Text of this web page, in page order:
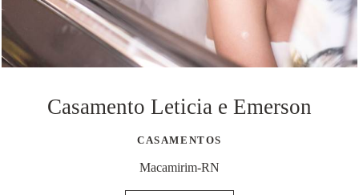
Casamento Leticia e Emerson
CASAMENTOS
Macamirim-RN